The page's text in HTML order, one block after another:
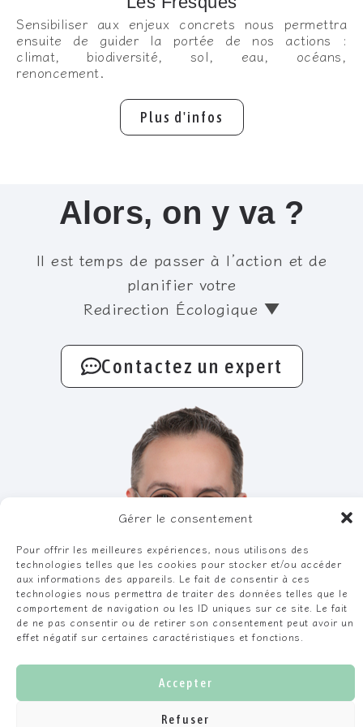
Gérer le consentement
Pour offrir les meilleures expériences, nous utilisons des
technologies telles que les cookies pour stocker et/ou accéder
aux informations des appareils. Le fait de consentir à ces
technologies nous permettra de traiter des données telles que le
comportement de navigation ou les ID uniques sur ce site. Le fait
de ne pas consentir ou de retirer son consentement peut avoir un
effet négatif sur certaines caractéristiques et fonctions.
Accepter
Refuser
Sensibiliser aux enjeux concrets nous permettra
ensuite de guider la portée de nos actions :
climat, biodiversité, sol, eau, océans,
renoncement.
Plus d'infos
Philippe Bouteyre
FONDATEUR
Alors, on y va ?
Il est temps de passer à l’action et de
planifier votre
Redirection Écologique ▼
Contactez un expert